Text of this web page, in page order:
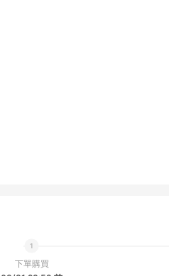
下單購買